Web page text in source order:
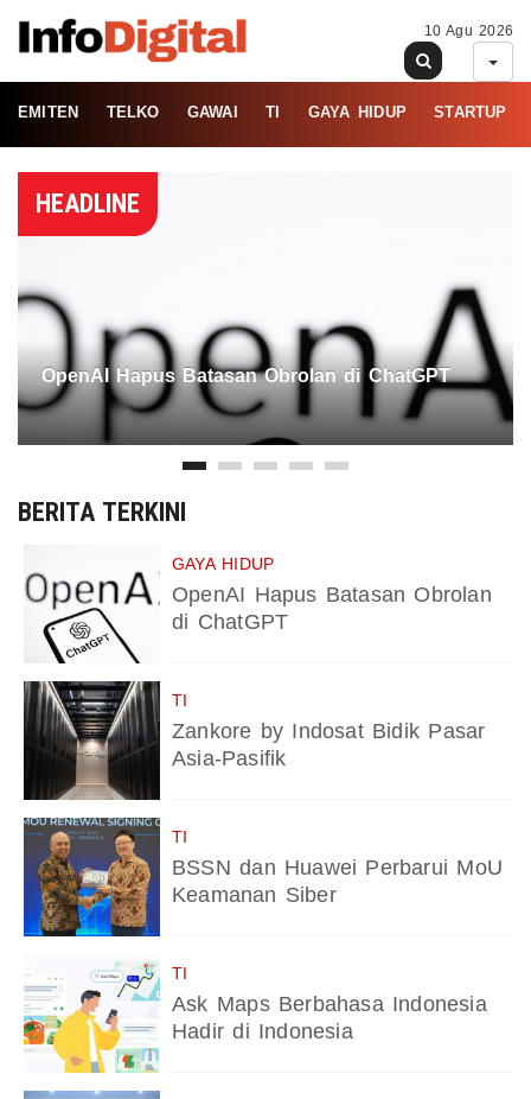
10 Agu 2026
EMITEN TELKO GAWAI TI GAYA HIDUP STARTUP
HEADLINE
OpenAI Hapus Batasan Obrolan di ChatGPT
BERITA TERKINI
GAYA HIDUP
OpenAI Hapus Batasan Obrolan
di ChatGPT
TI
Zankore by Indosat Bidik Pasar
Asia-Pasifik
TI
BSSN dan Huawei Perbarui MoU
Keamanan Siber
TI
Ask Maps Berbahasa Indonesia
Hadir di Indonesia